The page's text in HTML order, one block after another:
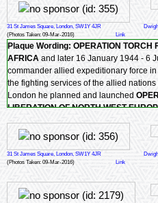
31 St James Square, London, SW1Y 4JR
(Photos Taken: 09-Mar-2016)
Link
Plaque Wording: OPERATION TORCH
AFRICA and later 16 January 1944 - 6
commander allied expeditionary force
the fighting services of the allied
London he planned and launched
LIBERATION OF NORTH WEST
31 St James Square, London, SW1Y 4JR
(Photos Taken: 09-Mar-2016)
Link